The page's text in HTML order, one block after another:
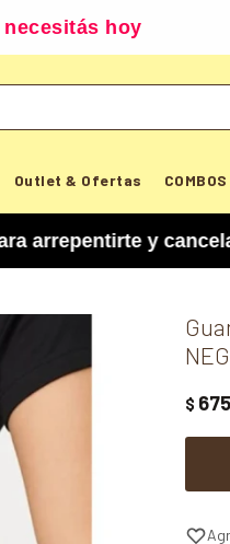
hoy
Outlet & Ofertas
y cancelar
$ 675